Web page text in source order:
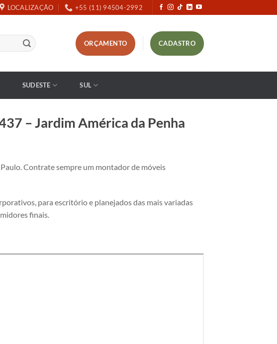
LOCALIZAÇÃO +55 (11) 94504-2992
ORÇAMENTO CADASTRO
SUDESTE SUL
– Jardim América da Penha
Contrate sempre um montador de móveis
para escritório e planejados das mais variadas
finais.